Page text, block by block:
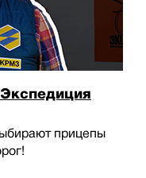
прицепы